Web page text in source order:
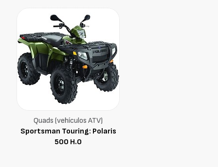
Quads (vehículos ATV)
Sportsman Touring: Polaris
500 H.O